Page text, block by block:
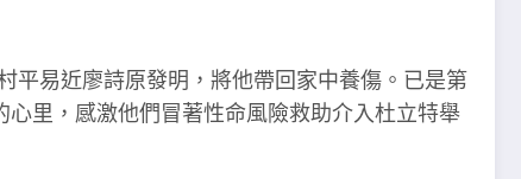
平易近廖詩原發明，將他帶回家中養傷。已是第
心里，感激他們冒著性命風險救助介入杜立特舉